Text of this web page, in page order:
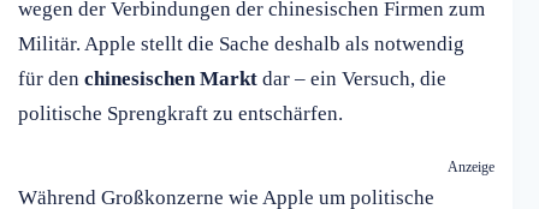
wegen der Verbindungen der chinesischen Firmen zum
Militär. Apple stellt die Sache deshalb als notwendig
für den chinesischen Markt dar – ein Versuch, die
politische Sprengkraft zu entschärfen.
Anzeige
Während Großkonzerne wie Apple um politische